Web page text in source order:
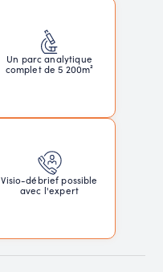
Un parc analytique
complet de 5 200m²
Visio-débrief possible
avec l'expert